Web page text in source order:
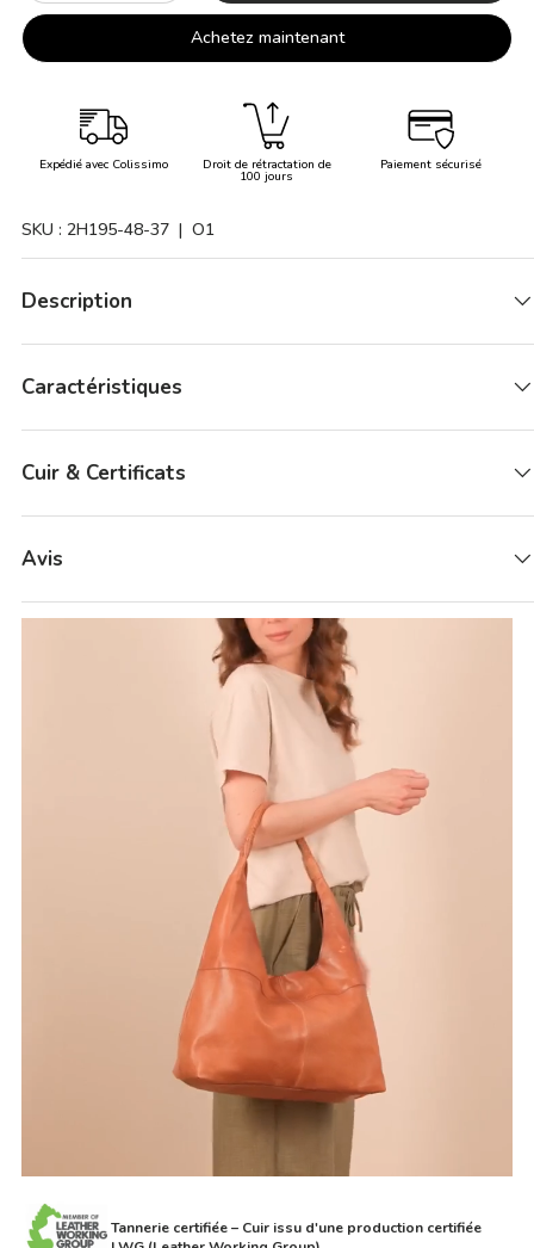
Achetez maintenant
Expédié avec Colissimo Droit de rétractation de
100 jours
Paiement sécurisé
SKU : 2H195-48-37 | O1
Description
Caractéristiques
Cuir & Certificats
Avis
Tannerie certifiée – Cuir issu d'une production certifiée